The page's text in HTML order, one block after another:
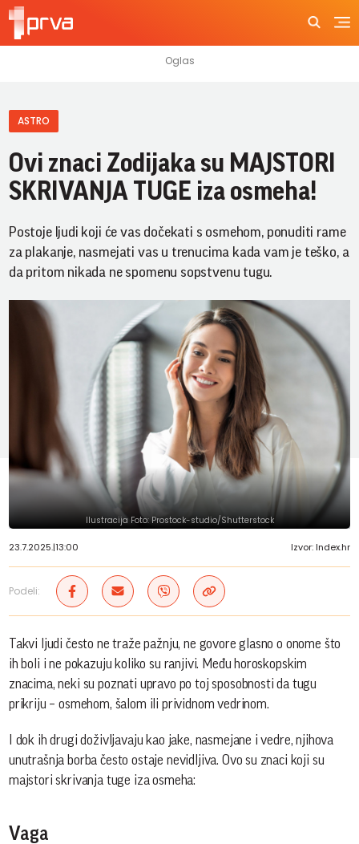
ASTRO
Ovi znaci Zodijaka su MAJSTORI
SKRIVANJA TUGE iza osmeha!
Postoje ljudi koji će vas dočekati s osmehom, ponuditi rame
za plakanje, nasmejati vas u trenucima kada vam je teško, a
da pritom nikada ne spomenu sopstvenu tugu.
Ilustracija Foto: Prostock-studio/Shutterstock
23.7.2025.|13:00 Izvor: Index.hr
Podeli:
Takvi ljudi često ne traže pažnju, ne govore glasno o onome što
ih boli i ne pokazuju koliko su ranjivi. Među horoskopskim
znacima, neki su poznati upravo po toj sposobnosti da tugu
prikriju – osmehom, šalom ili prividnom vedrinom.
I dok ih drugi doživljavaju kao jake, nasmejane i vedre, njihova
unutrašnja borba često ostaje nevidljiva. Ovo su znaci koji su
majstori skrivanja tuge iza osmeha:
Vaga